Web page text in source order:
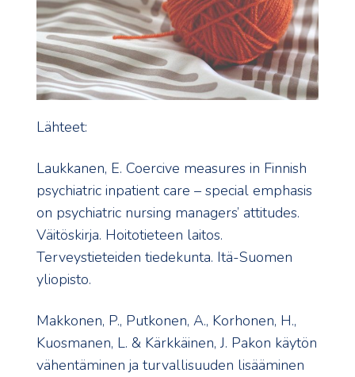
Lähteet:
Laukkanen, E. Coercive measures in Finnish
psychiatric inpatient care – special emphasis
on psychiatric nursing managers’ attitudes.
Väitöskirja. Hoitotieteen laitos.
Terveystieteiden tiedekunta. Itä-Suomen
yliopisto.
Makkonen, P., Putkonen, A., Korhonen, H.,
Kuosmanen, L. & Kärkkäinen, J. Pakon käytön
vähentäminen ja turvallisuuden lisääminen